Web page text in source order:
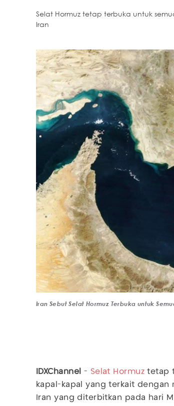
Selat Hormuz tetap terbuka untuk
Iran
Iran Sebut Selat Hormuz Terbuka untuk
IDXChannel - Selat Hormuz tetap
kapal-kapal yang terkait dengan
Iran yang diterbitkan pada hari